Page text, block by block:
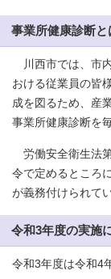
事業所健康診断と
川西市では、市
おける従業員の皆
成を図るため、産
事業所健康診断を
労働安全衛生法
令で定めるところ
が義務付けられて
令和3年度の実施
令和3年度は令和4